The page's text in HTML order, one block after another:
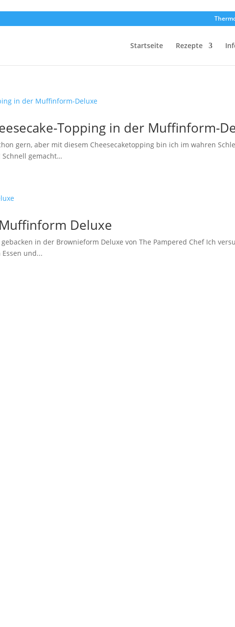
Startseite Rezepte
Topping in der Muffinform-
gern, aber mit diesem Cheesecaketopping bin ich im wahren
gemacht…
Deluxe
in der Brownieform Deluxe von The Pampered Chef Ich
und...